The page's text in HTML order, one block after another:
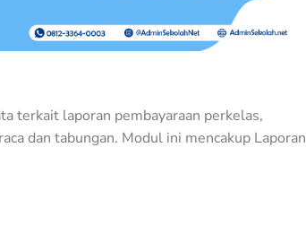
terkait laporan pembayaraan perkelas,
dan tabungan. Modul ini mencakup Laporan